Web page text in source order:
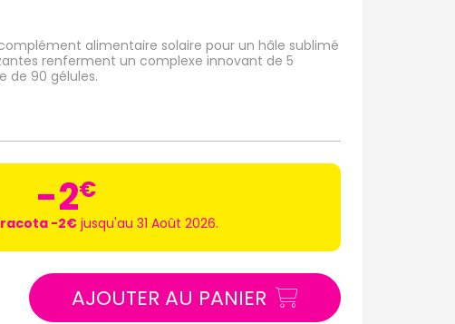
alimentaire solaire pour un hâle sublimé
renferment un complexe innovant de 5
de 90 gélules.
-2€
-2€jusqu'au 31 Août 2026.
AJOUTER AU PANIER